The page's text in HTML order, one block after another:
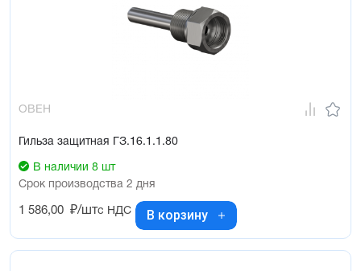
ОВЕН
Гильза защитная ГЗ.16.1.1.80
В наличии 8 шт
Срок производства 2 дня
1 586,00 ₽/штс НДС В корзину